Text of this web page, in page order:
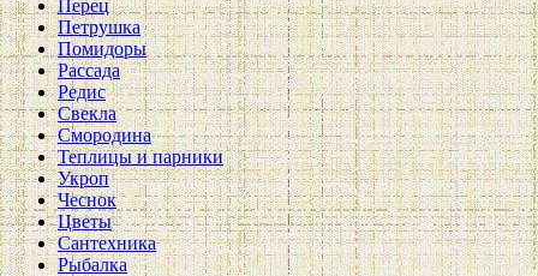
Перец
Петрушка
Помидоры
Рассада
Редис
Свекла
Смородина
Теплицы и парники
Укроп
Чеснок
Цветы
Сантехника
Рыбалка